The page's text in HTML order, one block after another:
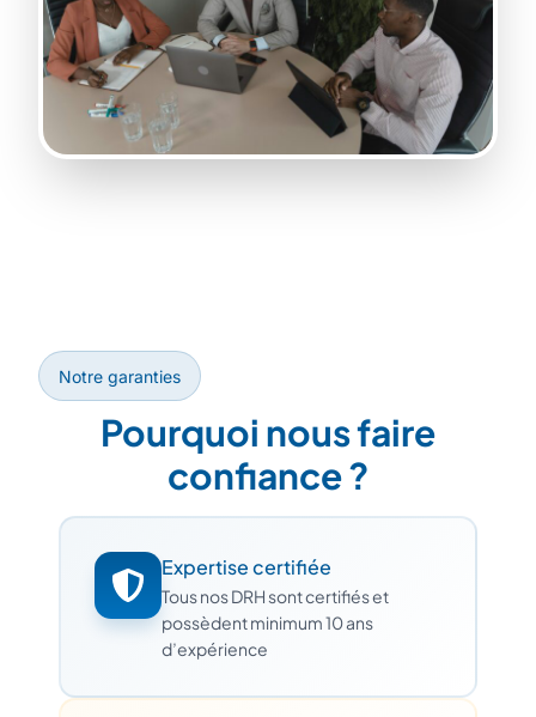
Notre garanties
Pourquoi nous faire
confiance ?
Expertise certifiée
Tous nos DRH sont certifiés et
possèdent minimum 10 ans
d’expérience